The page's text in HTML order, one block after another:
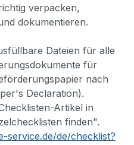
verpacken,
dokumentieren.
Dateien für alle
für
nach
Declaration).
Artikel in
finden".
service.de/de/checklist?